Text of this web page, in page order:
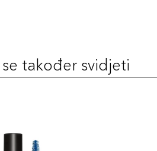
također svidjeti